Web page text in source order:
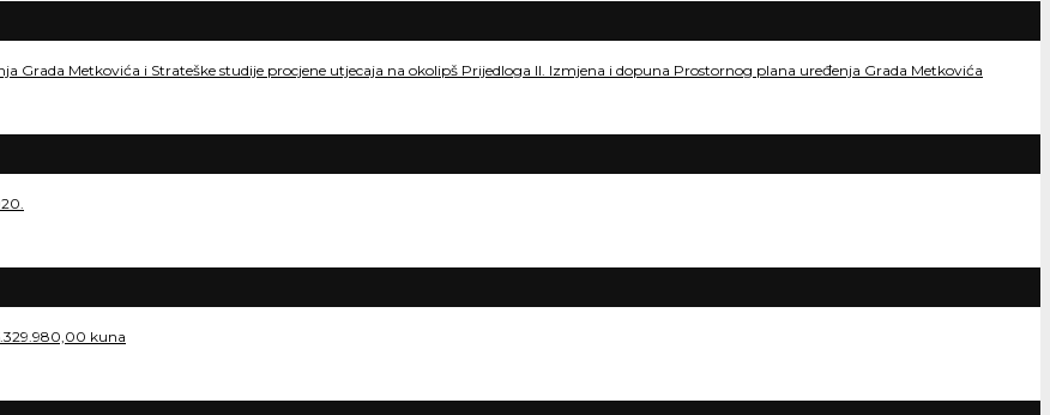
Grada Metkovića i Strateške studije procjene utjecaja na okolipš Prijedloga II. Izmjena i dopuna Prostornog plana uređenja Grada Metkovića
kuna